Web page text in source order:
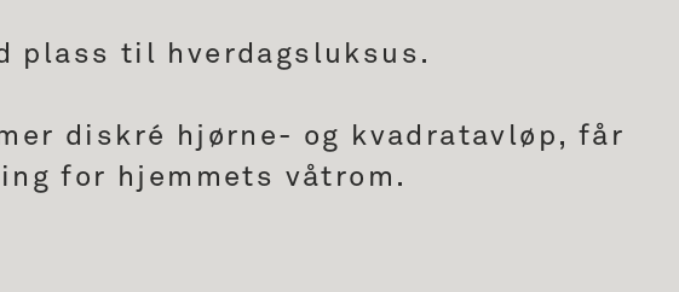
plass til hverdagsluksus.
diskré hjørne- og kvadratavløp, får
for hjemmets våtrom.